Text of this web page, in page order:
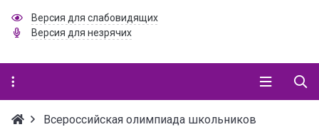
Версия для слабовидящих
Версия для незрячих
Всероссийская олимпиада школьников